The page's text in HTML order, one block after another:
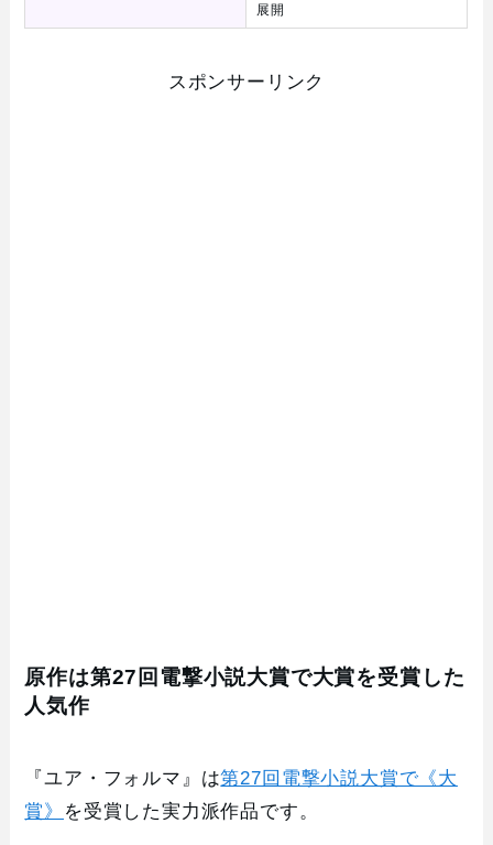
展開
スポンサーリンク
原作は第27回電撃小説大賞で大賞を受賞した
人気作
『ユア・フォルマ』は第27回電撃小説大賞で《大
賞》
を受賞した実力派作品です。